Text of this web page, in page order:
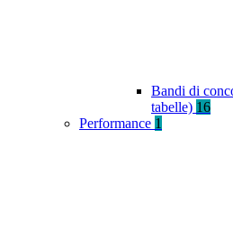
Bandi di
tabelle) 16
Performance 1